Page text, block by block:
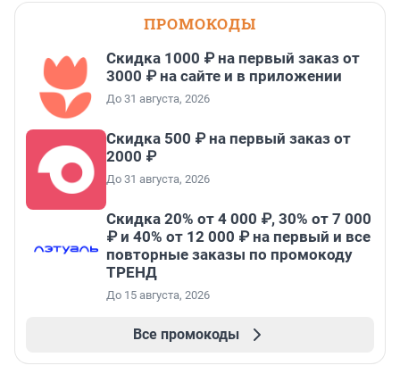
ПРОМОКОДЫ
Скидка 1000 ₽ на первый заказ от
3000 ₽ на сайте и в приложении
До 31 августа, 2026
Скидка 500 ₽ на первый заказ от
2000 ₽
До 31 августа, 2026
Скидка 20% от 4 000 ₽, 30% от 7 000
₽ и 40% от 12 000 ₽ на первый и все
повторные заказы по промокоду
ТРЕНД
До 15 августа, 2026
Все промокоды